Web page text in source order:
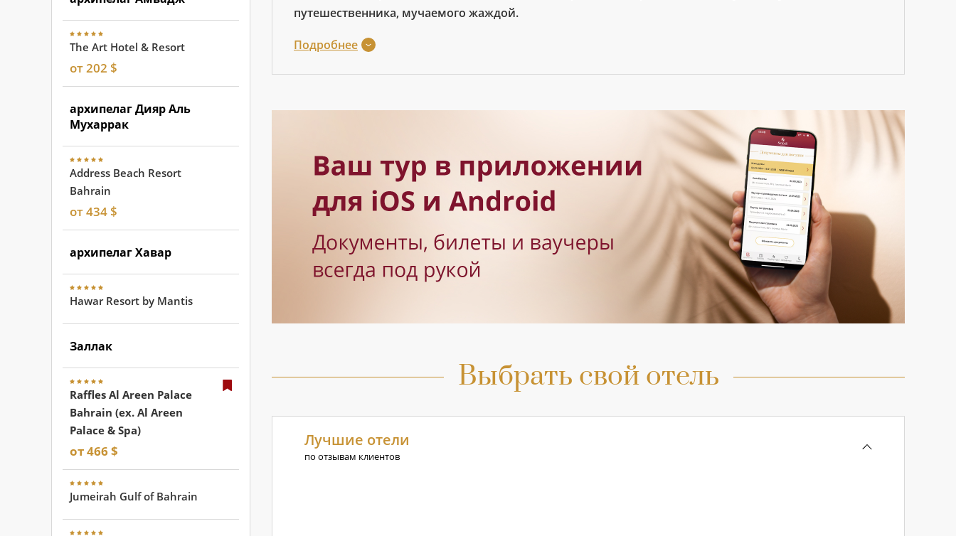
The Art Hotel & Resort
от 202 $
архипелаг Дияр Аль
Мухаррак
Address Beach Resort
Bahrain
от 434 $
архипелаг Хавар
Hawar Resort by Mantis
Заллак
Raffles Al Areen Palace
Bahrain (ex. Al Areen
Palace & Spa)
от 466 $
Jumeirah Gulf of Bahrain
путешественника, мучаемого жаждой.
Подробнее
Выбрать свой отель
Лучшие отели
по отзывам клиентов